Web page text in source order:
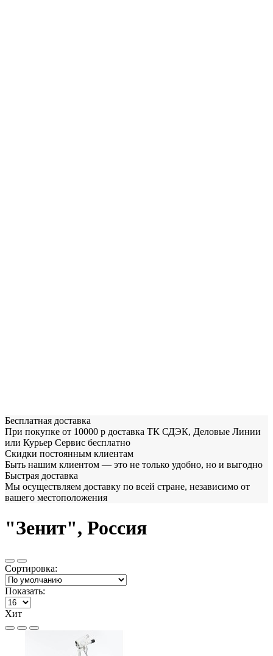
Бесплатная доставка
При покупке от 10000 р доставка ТК СДЭК, Деловые Линии
или Курьер Сервис бесплатно
Скидки постоянным клиентам
Быть нашим клиентом — это не только удобно, но и выгодно
Быстрая доставка
Мы осуществляем доставку по всей стране, независимо от
вашего местоположения
"Зенит", Россия
Сортировка:
Показать:
Хит